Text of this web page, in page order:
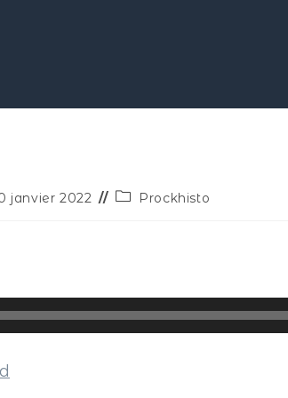
janvier 2022 Prockhisto